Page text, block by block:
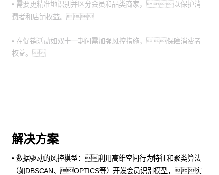
• 需要更精准地识别并区分会员和品类商家，以保护消
费者和店铺权益。
• 在促销活动如双十一期间需加强风控措施，保障消费者
权益。
解决方案
• 数据驱动的风控模型：利用高维空间行为特征和聚类算法
（如DBSCAN、OPTICS等）开发会员识别模型，实